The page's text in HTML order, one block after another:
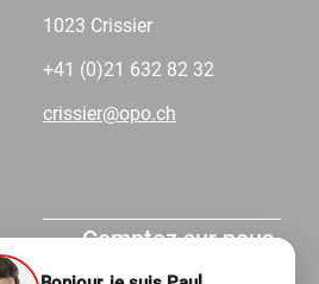
1023 Crissier
+41 (0)21 632 82 32
crissier@opo.ch
Comptez sur nous.